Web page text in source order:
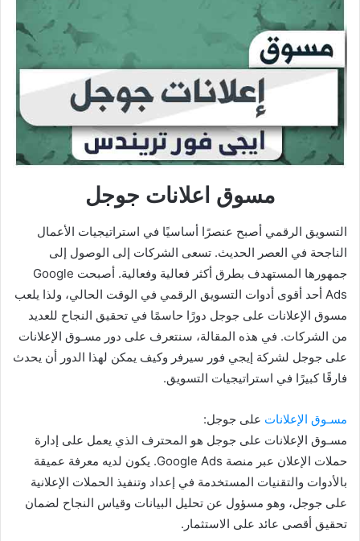
مسوق اعلانات جوجل
التسويق الرقمي أصبح عنصرًا أساسيًا في استراتيجيات الأعمال
الناجحة في العصر الحديث. تسعى الشركات إلى الوصول إلى
جمهورها المستهدف بطرق أكثر فعالية وفعالية. أصبحت Google
Ads أحد أقوى أدوات التسويق الرقمي في الوقت الحالي، ولذا يلعب
مسوق الإعلانات على جوجل دورًا حاسمًا في تحقيق النجاح للعديد
من الشركات. في هذه المقالة، سنتعرف على دور مسـوق الإعلانات
على جوجل لشركة إيجي فور سيرفر وكيف يمكن لهذا الدور أن يحدث
فارقًا كبيرًا في استراتيجيات التسويق.
مسـوق الإعلانات على جوجل:
مسـوق الإعلانات على جوجل هو المحترف الذي يعمل على إدارة
حملات الإعلان عبر منصة Google Ads. يكون لديه معرفة عميقة
بالأدوات والتقنيات المستخدمة في إعداد وتنفيذ الحملات الإعلانية
على جوجل، وهو مسؤول عن تحليل البيانات وقياس النجاح لضمان
تحقيق أقصى عائد على الاستثمار.